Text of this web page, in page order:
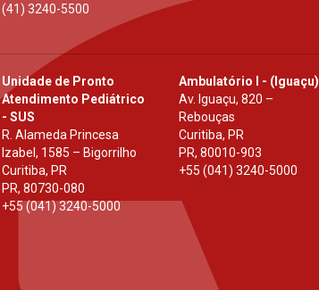
(41) 3240-5500
Unidade de Pronto
Atendimento Pediátrico
- SUS
R. Alameda Princesa
Izabel, 1585 – Bigorrilho
Curitiba, PR
PR, 80730-080
+55 (041) 3240-5000
Ambulatório I - (Iguaçu)
Av. Iguaçu, 820 –
Rebouças
Curitiba, PR
PR, 80010-903
+55 (041) 3240-5000